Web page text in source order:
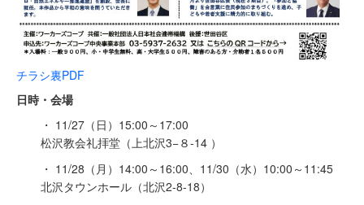
チラシ裏PDF
日時・会場
・ 11/27（日）15:00～17:00
松沢教会礼拝堂（上北沢3−８-14 ）
・ 11/28（月）14:00～16:00、11/30（水）10:00～11:45
北沢タウンホール（北沢2-8-18）